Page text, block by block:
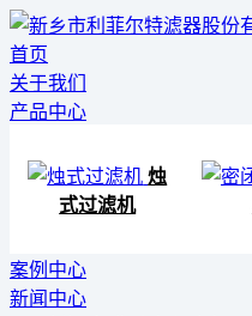
首页
关于我们
产品中心
烛
式过滤机
案例中心
新闻中心